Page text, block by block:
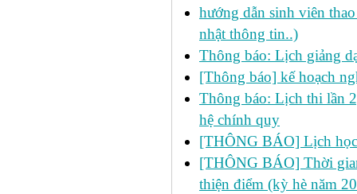
hướng dẫn sinh viên
nhật thông tin..)
Thông báo: Lịch giảng
[Thông báo] kế hoạch
Thông báo: Lịch thi lần
hệ chính quy
[THÔNG BÁO] Lịch
[THÔNG BÁO] Thời
thiện điểm (kỳ hè năm